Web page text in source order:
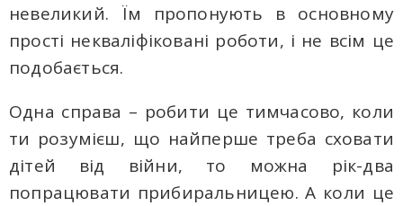
невеликий. Їм пропонують в основному
прості некваліфіковані роботи, і не всім це
подобається.
Одна справа – робити це тимчасово, коли
ти розумієш, що найперше треба сховати
дітей від війни, то можна рік-два
попрацювати прибиральницею. А коли це